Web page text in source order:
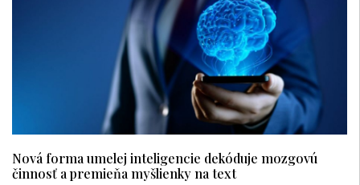
Nová forma umelej inteligencie dekóduje mozgovú
činnosť a premieňa myšlienky na text